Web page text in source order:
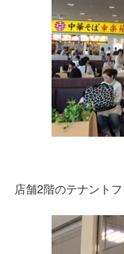
店舗2階のテナント